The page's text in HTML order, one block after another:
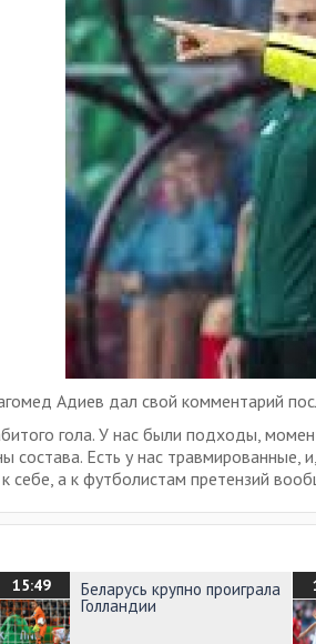
Адиев дал свой комментарий
гола. У нас были подходы,
состава. Есть у нас
себе, а к футболистам претензий
15:49 Беларусь крупно проиграла
Голландии